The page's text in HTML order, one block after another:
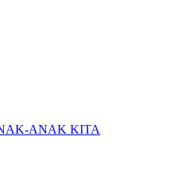
ANAK KITA